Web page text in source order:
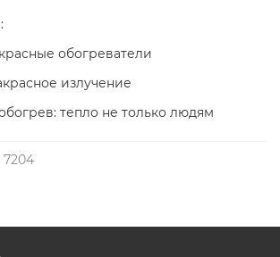
обогреватели
излучение
тепло не только людям
7204